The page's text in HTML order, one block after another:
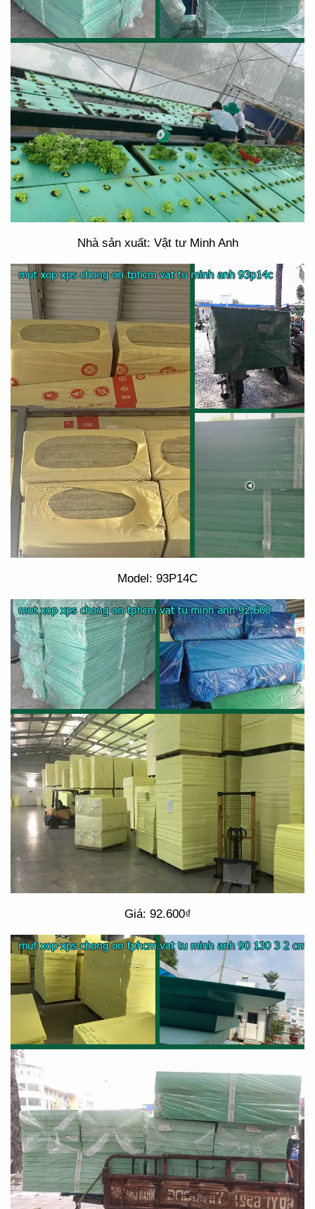
Nhà sản xuất: Vật tư Minh Anh
Model: 93P14C
Giá: 92.600₫